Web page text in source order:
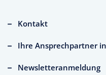
Kontakt
Ihre Ansprechpartner
Newsletteranmeldung